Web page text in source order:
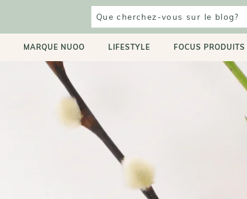
MARQUE NUOO LIFESTYLE FOCUS PRODUITS